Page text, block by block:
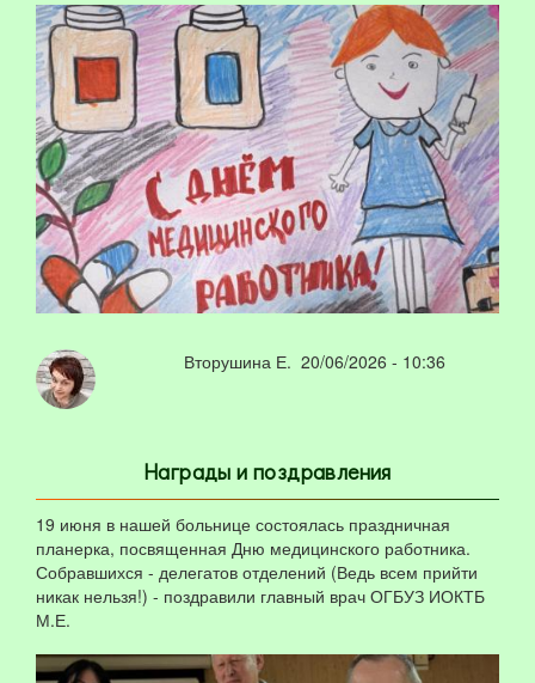
Вторушина Е. 20/06/2026 - 10:36
Награды и поздравления
19 июня в нашей больнице состоялась праздничная
планерка, посвященная Дню медицинского работника.
⁣Собравшихся - делегатов отделений (Ведь всем прийти
никак нельзя!) - поздравили главный врач ОГБУЗ ИОКТБ
М.Е.